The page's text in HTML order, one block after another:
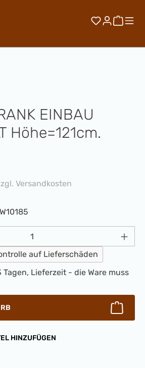
Du hast 0
EINBAU
Höhe=121cm.
Versandkosten
Gib den gewünschten
auf Lieferschäden
Lieferzeit - die Ware muss
HINZUFÜGEN